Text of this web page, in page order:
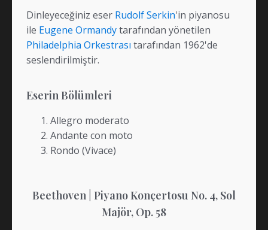
Dinleyeceğiniz eser Rudolf Serkin'in piyanosu
ile Eugene Ormandytarafından yönetilen
Philadelphia Orkestrası tarafından 1962'de
seslendirilmiştir.
Eserin Bölümleri
Allegro moderato
Andante con moto
Rondo (Vivace)
Beethoven | Piyano Konçertosu No. 4, Sol
Majör, Op. 58